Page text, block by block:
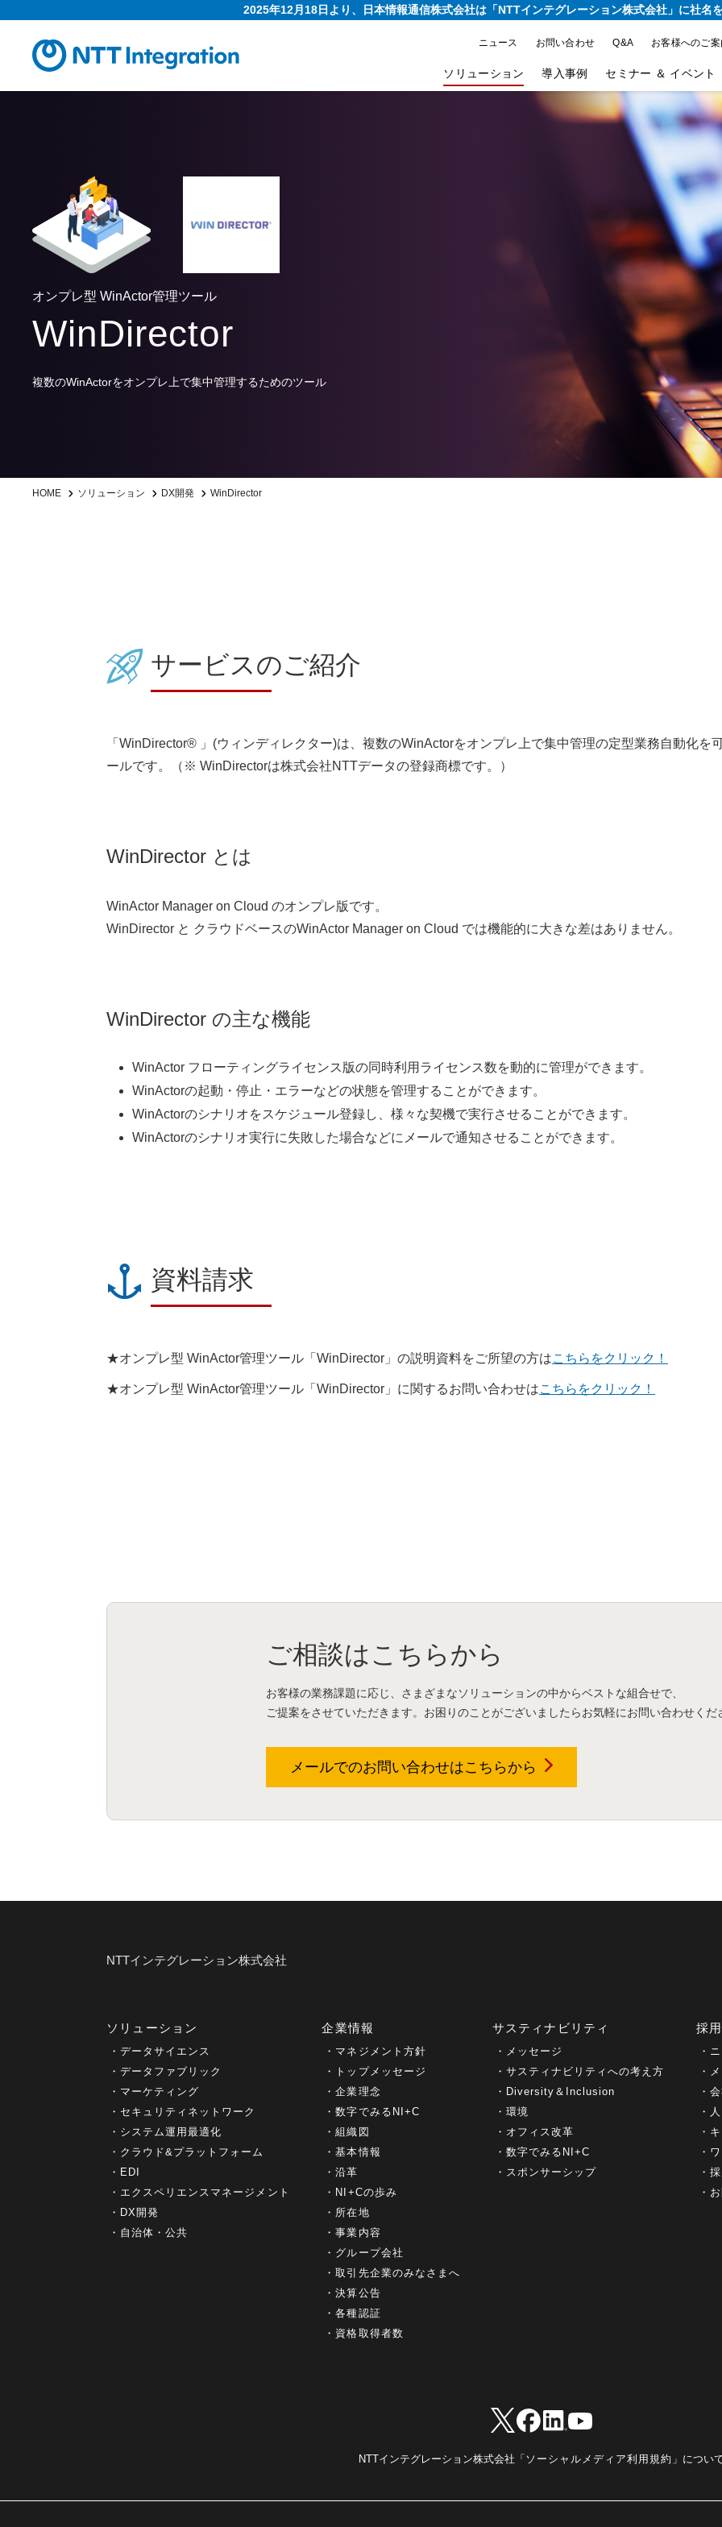
2025年12月18日より、日本情報通信株式会社は「NTTインテグレーション株式会社」に社名
ニュース お問い合わせ Q&A お客様へのご
ソリューション 導入事例 セミナー ＆ イベント
オンプレ型 WinActor管理ツール
WinDirector
複数のWinActorをオンプレ上で集中管理するためのツール
HOME ソリューション DX開発 WinDirector
サービスのご紹介
「 WinDirector® 」 (ウィンディレクター)は、複数のWinActorをオンプレ上で集中管理の定型業務自動化を
ールです。（※ WinDirectorは株式会社NTTデータの登録商標です。）
WinDirector とは
WinActor Manager on Cloud のオンプレ版です。
WinDirector と クラウドベースのWinActor Manager on Cloud では機能的に大きな差はありません。
WinDirector の主な機能
WinActor フローティングライセンス版の同時利用ライセンス数を動的に管理ができます。
WinActorの起動・停止・エラーなどの状態を管理することができます。
WinActorのシナリオをスケジュール登録し、様々な契機で実行させることができます。
WinActorのシナリオ実行に失敗した場合などにメールで通知させることができます。
資料請求
★オンプレ型 WinActor管理ツール 「 WinDirector 」の説明資料をご所望の方はこちらをクリック！
★オンプレ型 WinActor管理ツール 「 WinDirector 」に関するお問い合わせはこちらをクリック！
ご相談はこちらから
お客様の業務課題に応じ、さまざまなソリューションの中からベストな組合せで、
ご提案をさせていただきます。お困りのことがございましたらお気軽にお問い合わせくだ
メールでのお問い合わせはこちらから
NTTインテグレーション株式会社
ソリューション
データサイエンス
データファブリック
マーケティング
セキュリティネットワーク
システム運用最適化
クラウド&プラットフォーム
EDI
エクスペリエンスマネージメント
DX開発
自治体・公共
企業情報
マネジメント方針
トップメッセージ
企業理念
数字でみるNI+C
組織図
基本情報
沿革
NI+Cの歩み
所在地
事業内容
グループ会社
取引先企業のみなさまへ
決算公告
各種認証
資格取得者数
サスティナビリティ
メッセージ
サスティナビリティへの考え方
Diversity＆Inclusion
環境
オフィス改革
数字でみるNI+C
スポンサーシップ
採
NTTインテグレーション株式会社「 ソーシャルメディア利用規約 」につい